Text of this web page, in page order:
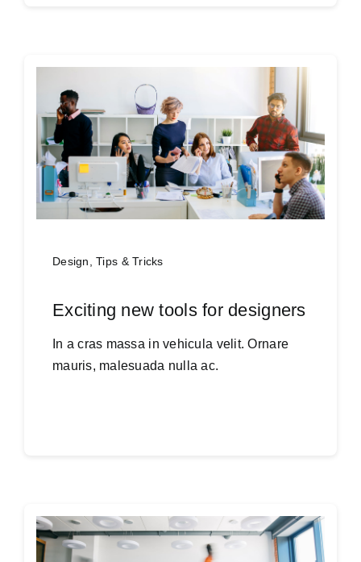
Design ,Tips & Tricks
Exciting new tools for designers
In a cras massa in vehicula velit. Ornare
mauris, malesuada nulla ac.